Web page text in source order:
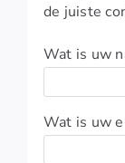
de juiste
Wat is uw
Wat is uw